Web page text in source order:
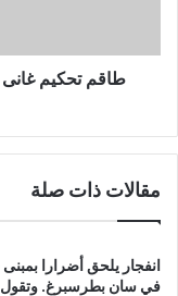
فى
الكونفدرالية
طاقم تحكيم غانى
مقالات ذات صلة
انفجار يلحق أضرارا
في سان بطرسبرغ.